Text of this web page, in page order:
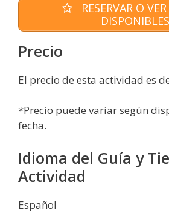
RESERVAR O
DISPONIBLES
Precio
El precio de esta actividad es
*Precio puede variar según
fecha.
Idioma del Guía y
Actividad
Español